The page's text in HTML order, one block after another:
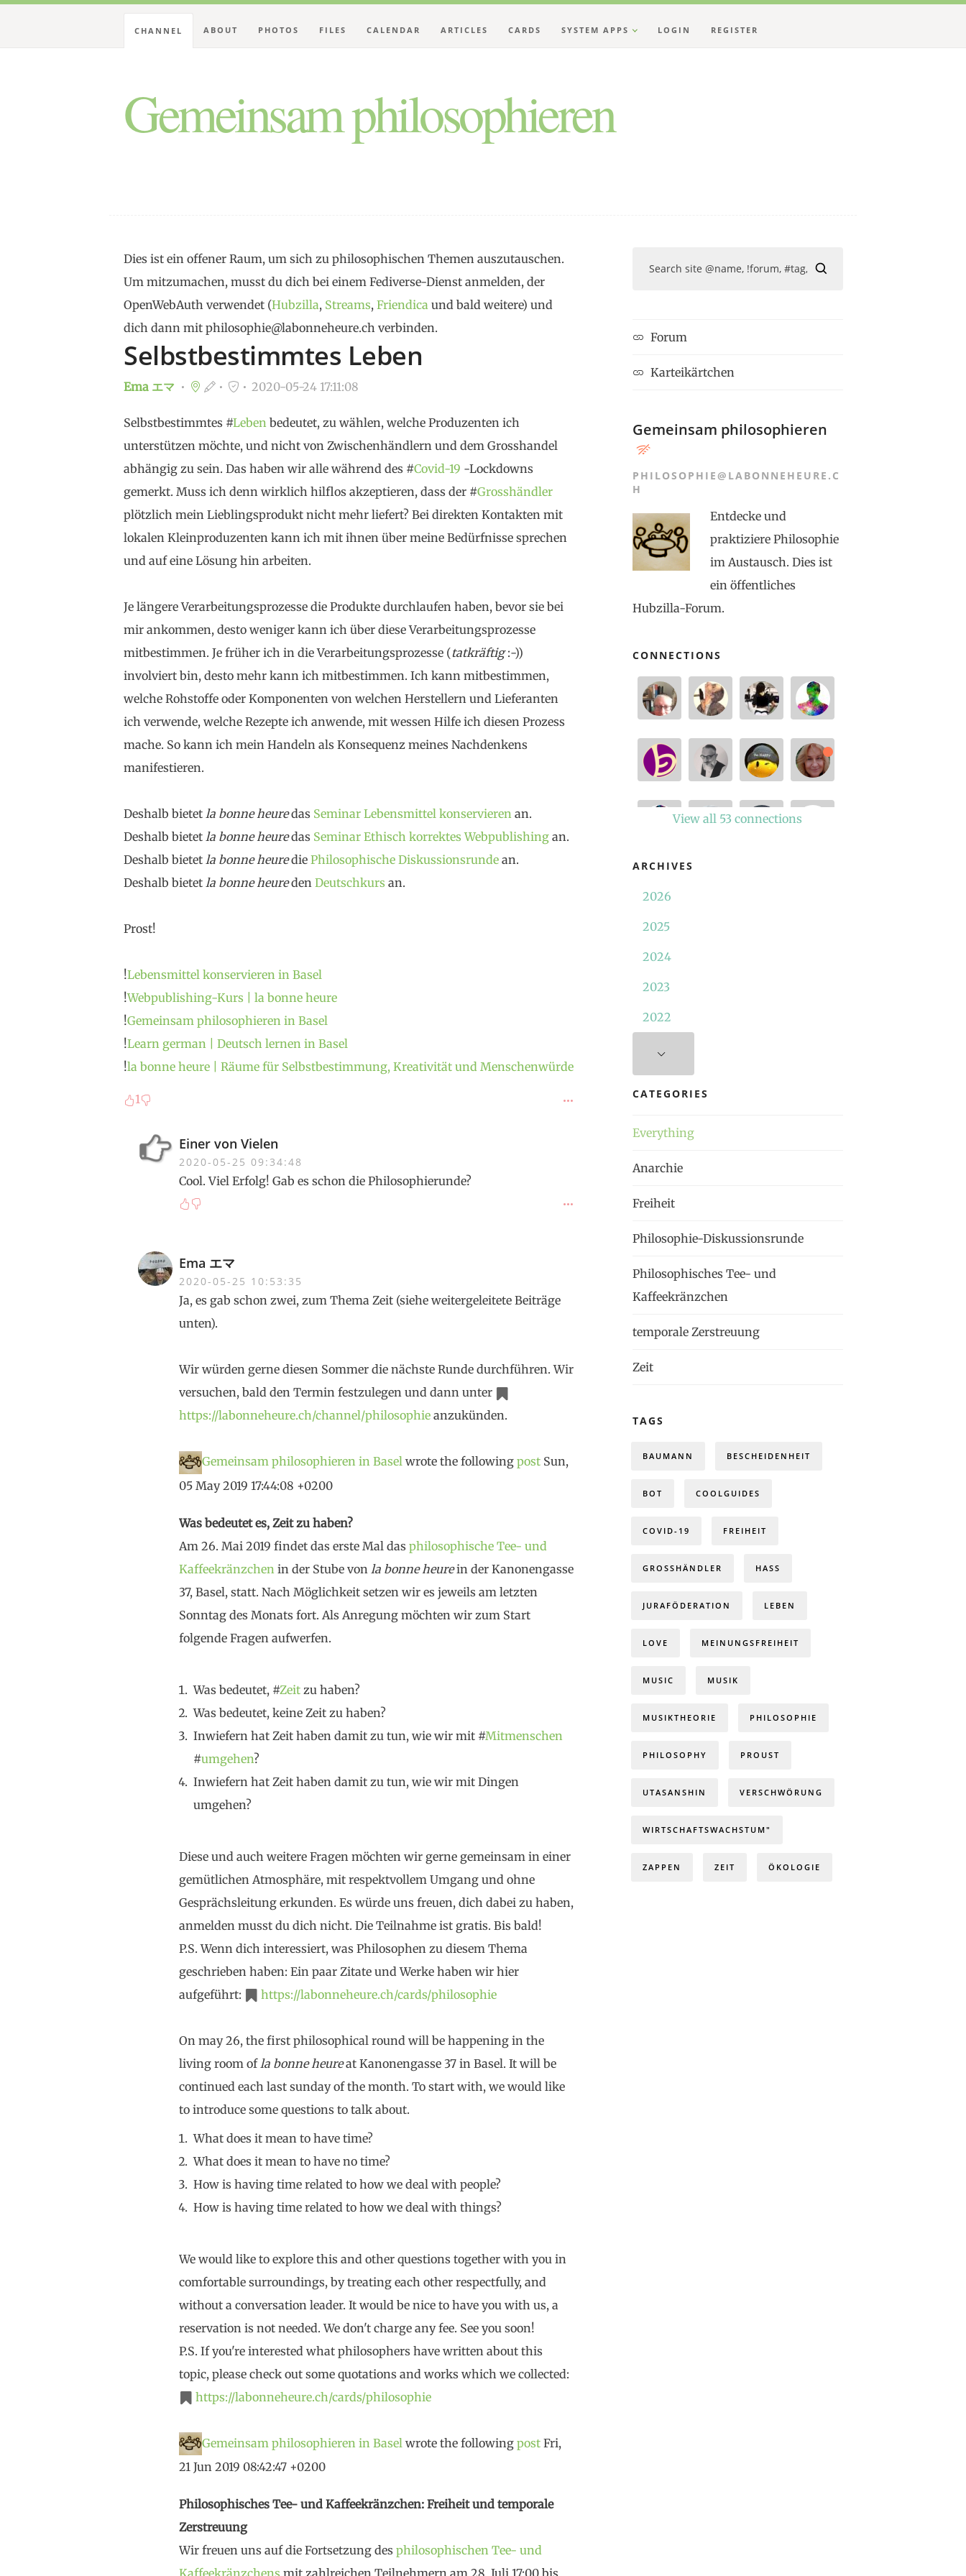
Gemeinsam philosophieren
CHANNEL ABOUT PHOTOS FILES CALENDAR ARTICLES CARDS SYSTEM APPS LOGIN REGISTER
Dies ist ein offener Raum, um sich zu philosophischen Themen auszutauschen.
Um mitzumachen, musst du dich bei einem Fediverse-Dienst anmelden, der
OpenWebAuth verwendet (Hubzilla, Streams, Friendica und bald weitere) und
dich dann mit philosophie@labonneheure.ch verbinden.
Selbstbestimmtes Leben
Ema エマ 2020-05-24 17:11:08
Selbstbestimmtes #Leben bedeutet, zu wählen, welche Produzenten ich
unterstützen möchte, und nicht von Zwischenhändlern und dem Grosshandel
abhängig zu sein. Das haben wir alle während des #Covid-19 -Lockdowns
gemerkt. Muss ich denn wirklich hilflos akzeptieren, dass der #Grosshändler
plötzlich mein Lieblingsprodukt nicht mehr liefert? Bei direkten Kontakten mit
lokalen Kleinproduzenten kann ich mit ihnen über meine Bedürfnisse sprechen
und auf eine Lösung hin arbeiten.
Je längere Verarbeitungsprozesse die Produkte durchlaufen haben, bevor sie bei
mir ankommen, desto weniger kann ich über diese Verarbeitungsprozesse
mitbestimmen. Je früher ich in die Verarbeitungsprozesse (tatkräftig:-))
involviert bin, desto mehr kann ich mitbestimmen. Ich kann mitbestimmen,
welche Rohstoffe oder Komponenten von welchen Herstellern und Lieferanten
ich verwende, welche Rezepte ich anwende, mit wessen Hilfe ich diesen Prozess
mache. So kann ich mein Handeln als Konsequenz meines Nachdenkens
manifestieren.
Deshalb bietet la bonne heuredas Seminar Lebensmittel konservieren an.
Deshalb bietet la bonne heuredas Seminar Ethisch korrektes Webpublishing an.
Deshalb bietet la bonne heuredie Philosophische Diskussionsrunde an.
Deshalb bietet la bonne heureden Deutschkurs an.
Prost!
!Lebensmittel konservieren in Basel
!Webpublishing-Kurs | la bonne heure
!Gemeinsam philosophieren in Basel
!Learn german | Deutsch lernen in Basel
!la bonne heure | Räume für Selbstbestimmung, Kreativität und Menschenwürde
1
Einer von Vielen
2020-05-25 09:34:48
Cool. Viel Erfolg! Gab es schon die Philosophierunde?
Ema エマ
2020-05-25 10:53:35
Ja, es gab schon zwei, zum Thema Zeit (siehe weitergeleitete Beiträge
unten).
Wir würden gerne diesen Sommer die nächste Runde durchführen. Wir
versuchen, bald den Termin festzulegen und dann unter
https://labonneheure.ch/channel/philosophie anzukünden.
Gemeinsam philosophieren in Basel wrote the followingpost Sun,
05 May 2019 17:44:08 +0200
Was bedeutet es, Zeit zu haben?
Am 26. Mai 2019 findet das erste Mal dasphilosophische Tee- und
Kaffeekränzchen in der Stube von la bonne heurein der Kanonengasse
37, Basel, statt. Nach Möglichkeit setzen wir es jeweils am letzten
Sonntag des Monats fort. Als Anregung möchten wir zum Start
folgende Fragen aufwerfen.
Was bedeutet, #Zeit zu haben?
Was bedeutet, keine Zeit zu haben?
Inwiefern hat Zeit haben damit zu tun, wie wir mit #Mitmenschen
#umgehen?
Inwiefern hat Zeit haben damit zu tun, wie wir mit Dingen
umgehen?
Diese und auch weitere Fragen möchten wir gerne gemeinsam in einer
gemütlichen Atmosphäre, mit respektvollem Umgang und ohne
Gesprächsleitung erkunden. Es würde uns freuen, dich dabei zu haben,
anmelden musst du dich nicht. Die Teilnahme ist gratis. Bis bald!
P.S. Wenn dich interessiert, was Philosophen zu diesem Thema
geschrieben haben: Ein paar Zitate und Werke haben wir hier
aufgeführt:
https://labonneheure.ch/cards/philosophie
On may 26, the first philosophical round will be happening in the
living room of la bonne heureat Kanonengasse 37 in Basel. It will be
continued each last sunday of the month. To start with, we would like
to introduce some questions to talk about.
What does it mean to have time?
What does it mean to have no time?
How is having time related to how we deal with people?
How is having time related to how we deal with things?
We would like to explore this and other questions together with you in
comfortable surroundings, by treating each other respectfully, and
without a conversation leader. It would be nice to have you with us, a
reservation is not needed. We don't charge any fee. See you soon!
P.S. If you're interested what philosophers have written about this
topic, please check out some quotations and works which we collected:
https://labonneheure.ch/cards/philosophie
Gemeinsam philosophieren in Basel wrote the followingpostFri,
21 Jun 2019 08:42:47 +0200
Philosophisches Tee- und Kaffeekränzchen: Freiheit und temporale
Zerstreuung
Wir freuen uns auf die Fortsetzung desphilosophischen Tee- und
Forum
Karteikärtchen
Gemeinsam philosophieren
PHILOSOPHIE@LABONNEHEURE.C
H
Entdecke und
praktiziere Philosophie
im Austausch. Dies ist
ein öffentliches
Hubzilla-Forum.
CONNECTIONS
View all 53 connections
ARCHIVES
2026
2025
2024
2023
2022
CATEGORIES
Everything
Anarchie
Freiheit
Philosophie-Diskussionsrunde
Philosophisches Tee- und
Kaffeekränzchen
temporale Zerstreuung
Zeit
TAGS
BAUMANN BESCHEIDENHEIT
BOT COOLGUIDES
COVID-19 FREIHEIT
GROSSHÄNDLER HASS
JURAFÖDERATION LEBEN
LOVE MEINUNGSFREIHEIT
MUSIC MUSIK
MUSIKTHEORIE PHILOSOPHIE
PHILOSOPHY PROUST
UTASANSHIN VERSCHWÖRUNG
WIRTSCHAFTSWACHSTUM"
ZAPPEN ZEIT ÖKOLOGIE